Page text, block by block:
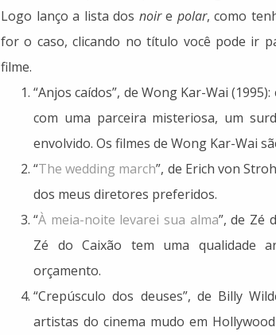
Logo lanço a lista dos noire polar, como
for o caso, clicando no título você pode ir
filme.
“Anjos caídos”, de Wong Kar-Wai
com uma parceira misteriosa, um
envolvido. Os filmes de Wong Kar-Wai
“The wedding march”, de Erich von
dos meus diretores preferidos.
“À meia-noite levarei sua alma”, de Zé
Zé do Caixão tem uma qualidade
orçamento.
“Crepúsculo dos deuses”, de Billy
artistas do cinema mudo em